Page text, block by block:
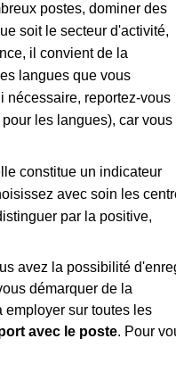
postes, dominer des
soit le secteur d'activité,
il convient de la
langues que vous
nécessaire, reportez-vous
les langues), car vous
constitue un indicateur
avec soin les
par la positive,
avez la possibilité
démarquer de la
sur toutes les
avec le poste. Pour